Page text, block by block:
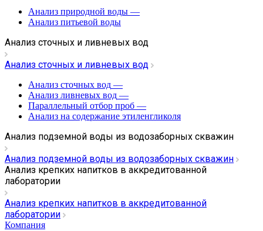
Анализ природной воды —
Анализ питьевой воды
Анализ сточных и ливневых вод
Анализ сточных и ливневых вод
Анализ сточных вод —
Анализ ливневых вод —
Параллельный отбор проб —
Анализ на содержание этиленгликоля
Анализ подземной воды из водозаборных скважин
Анализ подземной воды из водозаборных скважин
Анализ крепких напитков в аккредитованной
лаборатории
Анализ крепких напитков в аккредитованной
лаборатории
Компания